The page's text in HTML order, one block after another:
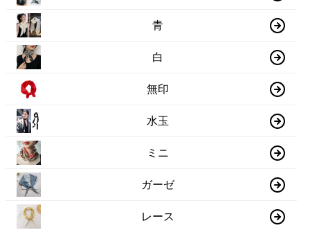
青
白
無印
水玉
ミニ
ガーゼ
レース